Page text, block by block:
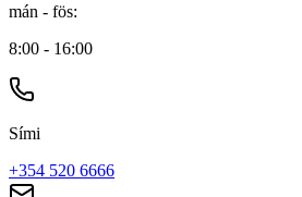
mán - fös:
8:00 - 16:00
Sími
+354 520 6666